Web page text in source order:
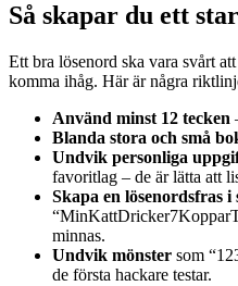
Så skapar du ett
Ett bra lösenord ska vara svårt
komma ihåg. Här är några
Använd minst 12 tecken
Blanda stora och små
Undvik personliga
favoritlag – de är lätta att
Skapa en lösenordsfras
minnas.
Undvik mönster som
de första hackare testar.